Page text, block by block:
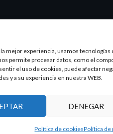
mejor experiencia, usamos
permite procesar datos, como el
el uso de cookies, puede afectar
y a su experiencia en nuestra WEB.
DENEGAR
Política de cookiesPolítica de